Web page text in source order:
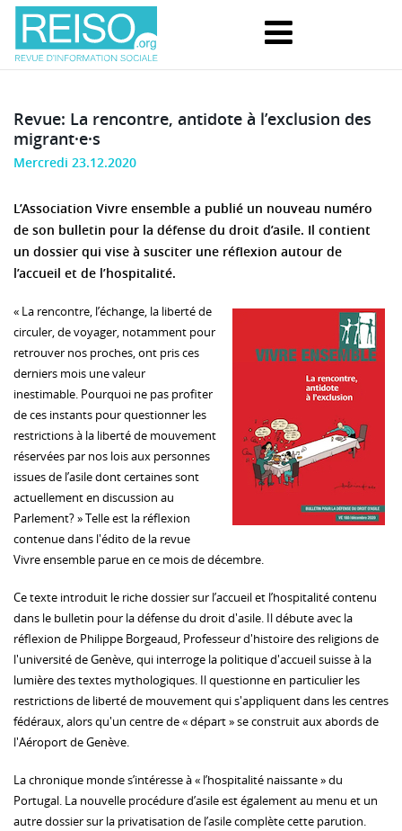
Revue: La rencontre, antidote à l’exclusion des
migrant·e·s
Mercredi 23.12.2020
L’Association Vivre ensemble a publié un nouveau numéro
de son bulletin pour la défense du droit d’asile. Il contient
un dossier qui vise à susciter une réflexion autour de
l’accueil et de l’hospitalité.
« La rencontre, l’échange, la liberté de
circuler, de voyager, notamment pour
retrouver nos proches, ont pris ces
derniers mois une valeur
inestimable. Pourquoi ne pas profiter
de ces instants pour questionner les
restrictions à la liberté de mouvement
réservées par nos lois aux personnes
issues de l’asile dont certaines sont
actuellement en discussion au
Parlement? » Telle est la réflexion
contenue dans l'édito de la revue
Vivre ensemble parue en ce mois de décembre.
Ce texte introduit le riche dossier sur l’accueil et l’hospitalité contenu
dans le bulletin pour la défense du droit d'asile. Il débute avec la
réflexion de Philippe Borgeaud, Professeur d'histoire des religions de
l'université de Genève, qui interroge la politique d'accueil suisse à la
lumière des textes mythologiques. Il questionne en particulier les
restrictions de liberté de mouvement qui s'appliquent dans les centres
fédéraux, alors qu'un centre de « départ » se construit aux abords de
l'Aéroport de Genève.
La chronique monde s’intéresse à « l’hospitalité naissante » du
Portugal. La nouvelle procédure d’asile est également au menu et un
autre dossier sur la privatisation de l’asile complète cette parution.